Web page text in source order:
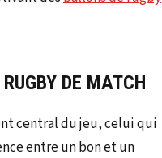
DE MATCH
central du jeu, celui qui
entre un bon et un